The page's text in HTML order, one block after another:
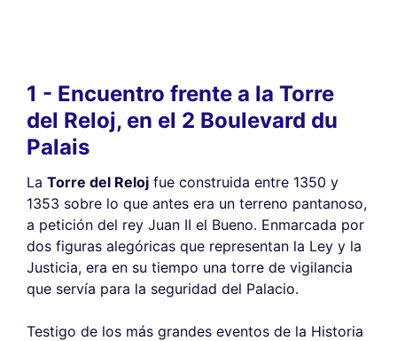
1 - Encuentro frente a la Torre
del Reloj, en el 2 Boulevard du
Palais
La Torre del Reloj fue construida entre 1350 y
1353 sobre lo que antes era un terreno pantanoso,
a petición del rey Juan II el Bueno. Enmarcada por
dos figuras alegóricas que representan la Ley y la
Justicia, era en su tiempo una torre de vigilancia
que servía para la seguridad del Palacio.
Testigo de los más grandes eventos de la Historia